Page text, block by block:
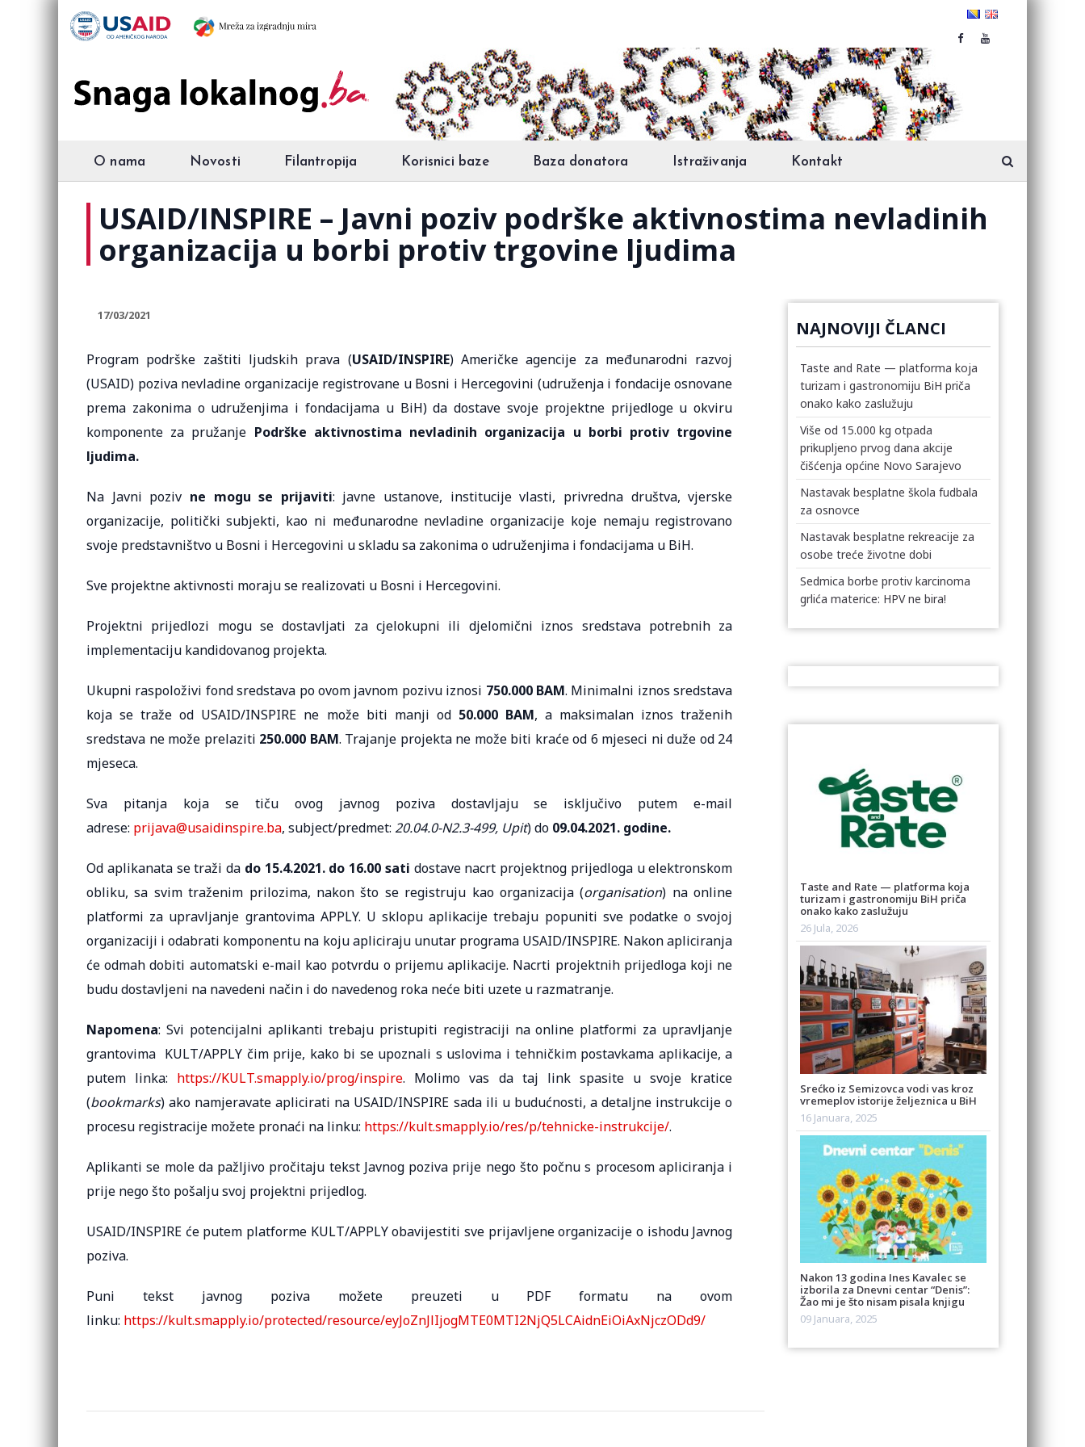
O nama Novosti Filantropija Korisnici baze Baza donatora Istraživanja Kontakt
USAID/INSPIRE – Javni poziv podrške aktivnostima nevladinih
organizacija u borbi protiv trgovine ljudima
17/03/2021
Program podrške zaštiti ljudskih prava (USAID/INSPIRE) Američke agencije za međunarodni razvoj
(USAID) poziva nevladine organizacije registrovane u Bosni i Hercegovini (udruženja i fondacije osnovane
prema zakonima o udruženjima i fondacijama u BiH) da dostave svoje projektne prijedloge u okviru
komponente za pružanje Podrške aktivnostima nevladinih organizacija u borbi protiv trgovine
ljudima.
Na Javni poziv ne mogu se prijaviti: javne ustanove, institucije vlasti, privredna društva, vjerske
organizacije, politički subjekti, kao ni međunarodne nevladine organizacije koje nemaju registrovano
svoje predstavništvo u Bosni i Hercegovini u skladu sa zakonima o udruženjima i fondacijama u BiH.
Sve projektne aktivnosti moraju se realizovati u Bosni i Hercegovini.
Projektni prijedlozi mogu se dostavljati za cjelokupni ili djelomični iznos sredstava potrebnih za
implementaciju kandidovanog projekta.
Ukupni raspoloživi fond sredstava po ovom javnom pozivu iznosi 750.000 BAM. Minimalni iznos sredstava
koja se traže od USAID/INSPIRE ne može biti manji od 50.000 BAM, a maksimalan iznos traženih
sredstava ne može prelaziti 250.000 BAM. Trajanje projekta ne može biti kraće od 6 mjeseci ni duže od 24
mjeseca.
Sva pitanja koja se tiču ovog javnog poziva dostavljaju se isključivo putem e-mail
adrese: prijava@usaidinspire.ba, subject/predmet: 20.04.0-N2.3-499, Upit) do 09.04.2021. godine.
Od aplikanata se traži da do 15.4.2021. do 16.00 sati dostave nacrt projektnog prijedloga u elektronskom
obliku, sa svim traženim prilozima, nakon što se registruju kao organizacija (organisation) na online
platformi za upravljanje grantovima APPLY. U sklopu aplikacije trebaju popuniti sve podatke o svojoj
organizaciji i odabrati komponentu na koju apliciraju unutar programa USAID/INSPIRE. Nakon apliciranja
će odmah dobiti automatski e-mail kao potvrdu o prijemu aplikacije. Nacrti projektnih prijedloga koji ne
budu dostavljeni na navedeni način i do navedenog roka neće biti uzete u razmatranje.
Napomena: Svi potencijalni aplikanti trebaju pristupiti registraciji na online platformi za upravljanje
grantovima KULT/APPLY čim prije, kako bi se upoznali s uslovima i tehničkim postavkama aplikacije, a
putem linka: https://KULT.smapply.io/prog/inspire. Molimo vas da taj link spasite u svoje kratice
(bookmarks) ako namjeravate aplicirati na USAID/INSPIRE sada ili u budućnosti, a detaljne instrukcije o
procesu registracije možete pronaći na linku: https://kult.smapply.io/res/p/tehnicke-instrukcije/.
Aplikanti se mole da pažljivo pročitaju tekst Javnog poziva prije nego što počnu s procesom apliciranja i
prije nego što pošalju svoj projektni prijedlog.
USAID/INSPIRE će putem platforme KULT/APPLY obavijestiti sve prijavljene organizacije o ishodu Javnog
poziva.
Puni tekst javnog poziva možete preuzeti u PDF formatu na ovom
linku: https://kult.smapply.io/protected/resource/eyJoZnJlIjogMTE0MTI2NjQ5LCAidnEiOiAxNjczODd9/
NAJNOVIJI ČLANCI
Taste and Rate — platforma koja
turizam i gastronomiju BiH priča
onako kako zaslužuju
Više od 15.000 kg otpada
prikupljeno prvog dana akcije
čišćenja općine Novo Sarajevo
Nastavak besplatne škola fudbala
za osnovce
Nastavak besplatne rekreacije za
osobe treće životne dobi
Sedmica borbe protiv karcinoma
grlića materice: HPV ne bira!
Taste and Rate — platforma koja
turizam i gastronomiju BiH priča
onako kako zaslužuju
26 Jula, 2026
Srećko iz Semizovca vodi vas kroz
vremeplov istorije željeznica u BiH
16 Januara, 2025
Nakon 13 godina Ines Kavalec se
izborila za Dnevni centar “Denis”:
Žao mi je što nisam pisala knjigu
09 Januara, 2025